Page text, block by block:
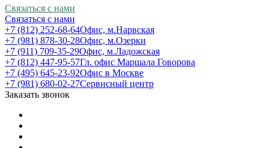
Связаться с нами
Связаться с нами
+7 (812) 252-68-64Офис, м.Нарвская
+7 (981) 878-30-28Офис, м.Озерки
+7 (911) 709-35-29Офис, м.Ладожская
+7 (812) 447-95-57Гл. офис Маршала Говорова
+7 (495) 645-23-92Офис в Москве
+7 (981) 680-02-27Сервисный центр
Заказать звонок